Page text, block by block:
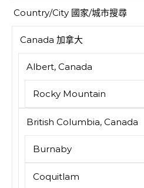
Country/City 國家/城市搜尋
Canada 加拿大
Albert, Canada
Rocky Mountain
British Columbia, Canada
Burnaby
Coquitlam